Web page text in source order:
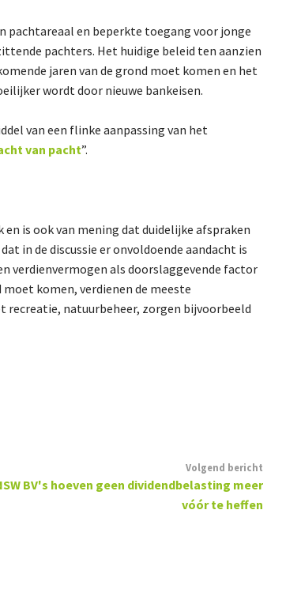
pachtareaal en beperkte toegang voor jonge
pachters. Het huidige beleid ten aanzien
jaren van de grond moet komen en het
wordt door nieuwe bankeisen.
van een flinke aanpassing van het
van pacht”.
is ook van mening dat duidelijke afspraken
in de discussie er onvoldoende aandacht is
verdienvermogen als doorslaggevende factor
moet komen, verdienen de meeste
recreatie, natuurbeheer, zorgen bijvoorbeeld
Volgend bericht
BV's hoeven geen dividendbelasting meer
vóór te heffen